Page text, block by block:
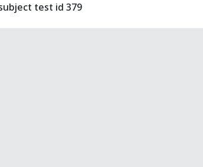
test id 379